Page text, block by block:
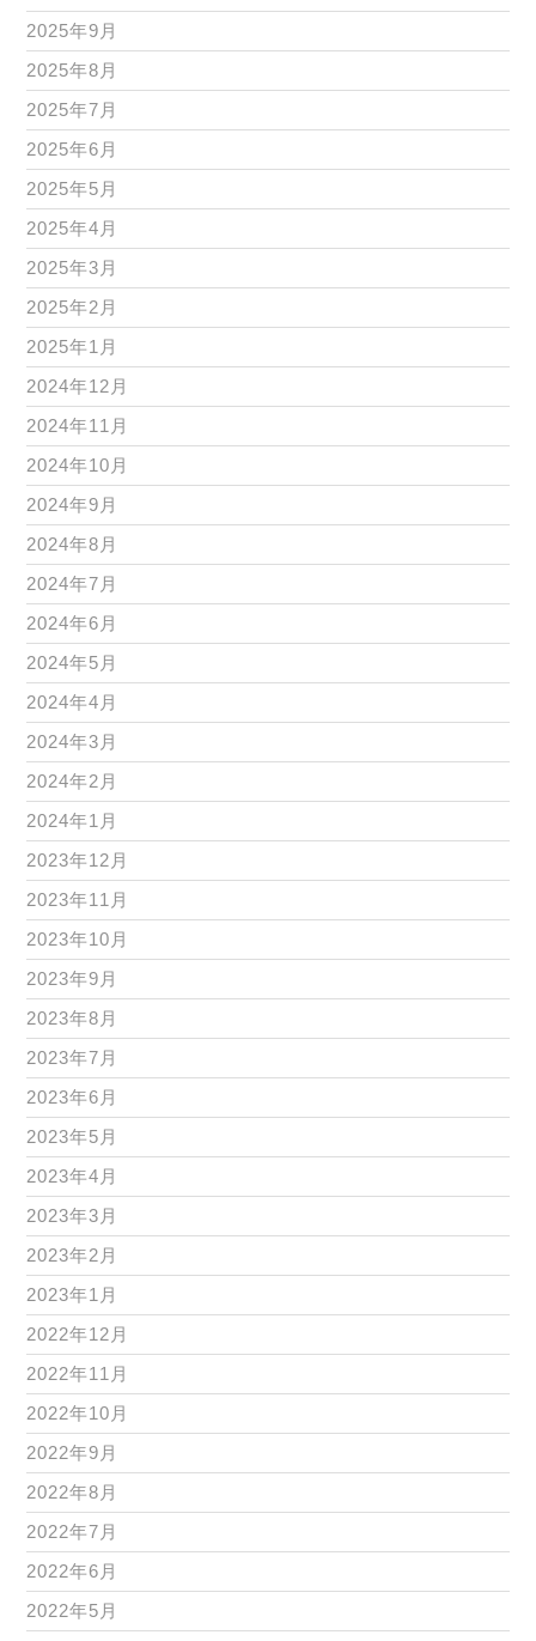
2025年9月
2025年8月
2025年7月
2025年6月
2025年5月
2025年4月
2025年3月
2025年2月
2025年1月
2024年12月
2024年11月
2024年10月
2024年9月
2024年8月
2024年7月
2024年6月
2024年5月
2024年4月
2024年3月
2024年2月
2024年1月
2023年12月
2023年11月
2023年10月
2023年9月
2023年8月
2023年7月
2023年6月
2023年5月
2023年4月
2023年3月
2023年2月
2023年1月
2022年12月
2022年11月
2022年10月
2022年9月
2022年8月
2022年7月
2022年6月
2022年5月